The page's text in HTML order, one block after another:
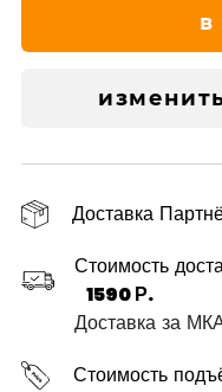
в
Доставка
Стоимость
1590 Р.
Доставка за
Стоимость